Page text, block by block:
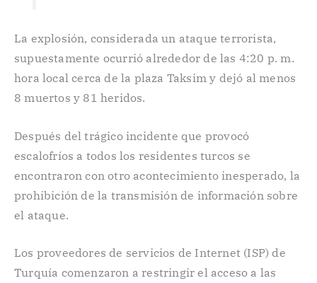
La explosión, considerada un ataque terrorista,
supuestamente ocurrió alrededor de las 4:20 p. m.
hora local cerca de la plaza Taksim y dejó al menos
8 muertos y 81 heridos.
Después del trágico incidente que provocó
escalofríos a todos los residentes turcos se
encontraron con otro acontecimiento inesperado, la
prohibición de la transmisión de información sobre
el ataque.
Los proveedores de servicios de Internet (ISP) de
Turquía comenzaron a restringir el acceso a las